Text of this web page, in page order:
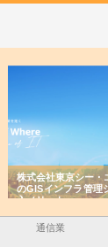
株式会社東京シー・
のGISインフラ管理
入メリット
通信業